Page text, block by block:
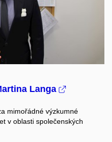
Langa
mimořádné výzkumné
v oblasti společenských